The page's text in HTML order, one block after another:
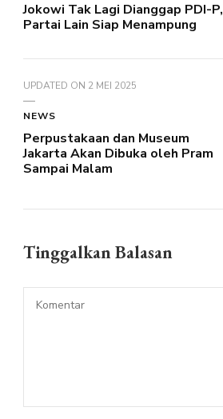
Jokowi Tak Lagi Dianggap PDI-P,
Partai Lain Siap Menampung
UPDATED ON 2 MEI 2025
NEWS
Perpustakaan dan Museum
Jakarta Akan Dibuka oleh Pram
Sampai Malam
Tinggalkan Balasan